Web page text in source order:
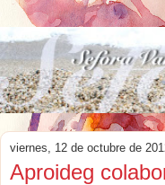
viernes, 12 de octubre de
Aproideg